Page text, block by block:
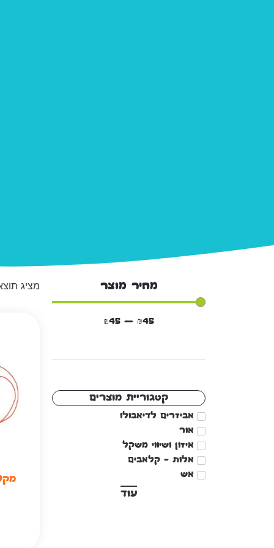
מחיר מוצר
₪45
—
₪45
קטגוריית מוצרים
אביזרים לדיאבולו
אור
איזון ושיווי משקל
אלות – קלאבים
אש
עוד
מציג